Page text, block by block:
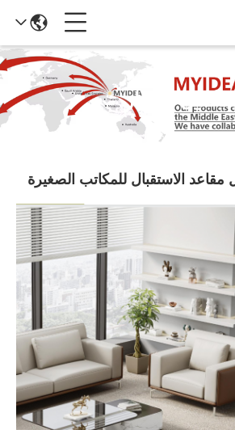
تفاصيل الأخبار
مقاعد الاستقبال للمكاتب الصغيرة